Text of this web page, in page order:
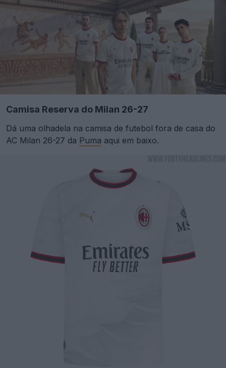
Camisa Reserva do Milan 26-27
Dá uma olhadela na camisa de futebol fora de casa do
AC Milan 26-27 da Puma aqui em baixo.